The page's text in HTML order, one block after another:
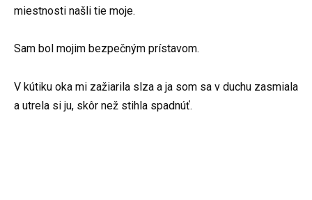
miestnosti našli tie moje.
Sam bol mojim bezpečným prístavom.
V kútiku oka mi zažiarila slza a ja som sa v duchu zasmiala
a utrela si ju, skôr než stihla spadnúť.